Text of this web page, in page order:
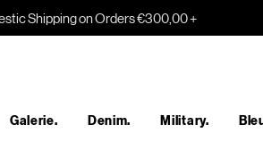
Shipping on Orders €300,00 +
Galerie. Denim. Military.